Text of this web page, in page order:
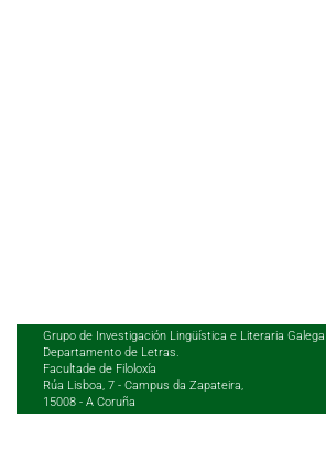
Grupo de Investigación Lingüística e Literaria Galega
Departamento de Letras.
Facultade de Filoloxía
Rúa Lisboa, 7 - Campus da Zapateira,
15008 - A Coruña